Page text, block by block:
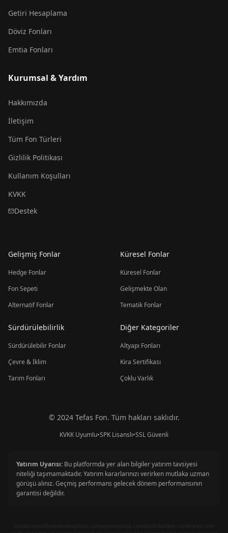
Getiri Hesaplama
Döviz Fonları
Emtia Fonları
Kurumsal & Yardım
Hakkımızda
İletişim
Tüm Fon Türleri
Gizlilik Politikası
Kullanım Koşulları
KVKK
Destek
Gelişmiş Fonlar
Hedge Fonlar
Fon Sepeti
Alternatif Fonlar
Küresel Fonlar
Küresel Fonlar
Gelişmekte Olan
Tematik Fonlar
Sürdürülebilirlik
Sürdürülebilir Fonlar
Çevre & İklim
Tarım Fonları
Diğer Kategoriler
Altyapı Fonları
Kira Sertifikası
Çoklu Varlık
© 2024 Tefas Fon. Tüm hakları saklıdır.
KVKK Uyumlu•SPK Lisanslı•SSL Güvenli
Yatırım Uyarısı: Bu platformda yer alan bilgiler yatırım tavsiyesi
niteliği taşımamaktadır. Yatırım kararlarınızı verirken mutlaka uzman
görüşü alınız. Geçmiş performans gelecek dönem performansının
garantisi değildir.